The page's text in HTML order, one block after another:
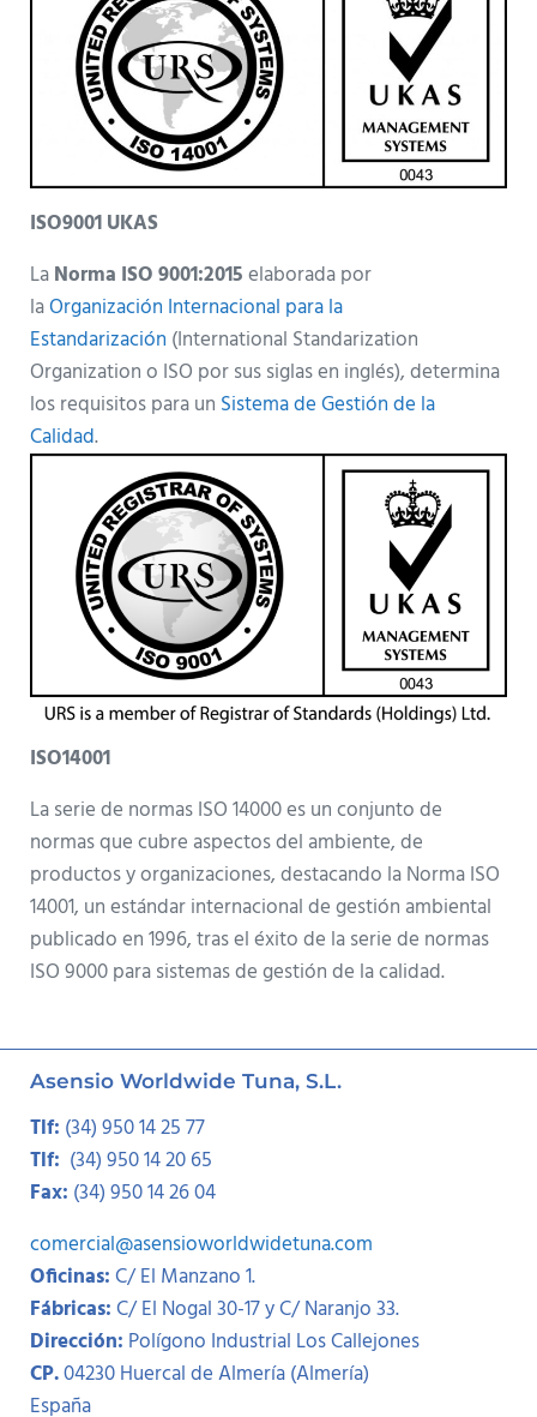
ISO9001 UKAS
LaNorma ISO 9001:2015elaborada por
laOrganización Internacional para la
Estandarización (International Standarization
Organization o ISO por sus siglas en inglés), determina
los requisitos para un Sistema de Gestión de la
Calidad.
ISO14001
La serie de normas ISO 14000 es un conjunto de
normas que cubre aspectos del ambiente, de
productos y organizaciones, destacando la Norma ISO
14001, un estándar internacional de gestión ambiental
publicado en 1996, tras el éxito de la serie de normas
ISO 9000 para sistemas de gestión de la calidad.
Asensio Worldwide Tuna, S.L.
Tlf: (34) 950 14 25 77
Tlf: (34) 950 14 20 65
Fax: (34) 950 14 26 04
comercial@asensioworldwidetuna.com
Oficinas:C/ El Manzano 1.
Fábricas:C/ El Nogal 30-17 y C/ Naranjo 33.
Dirección: Polígono Industrial Los Callejones
CP.04230 Huercal de Almería (Almería)
España